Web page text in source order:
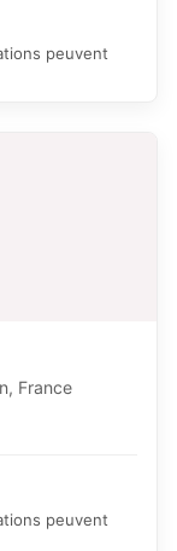
peuvent
France
peuvent